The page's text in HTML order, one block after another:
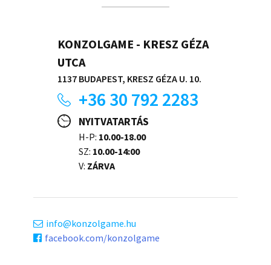
KONZOLGAME - KRESZ GÉZA
UTCA
1137 BUDAPEST, KRESZ GÉZA U. 10.
+36 30 792 2283
NYITVATARTÁS
H-P: 10.00-18.00
SZ: 10.00-14:00
V: ZÁRVA
info
konzolgame.hu
facebook.com/konzolgame